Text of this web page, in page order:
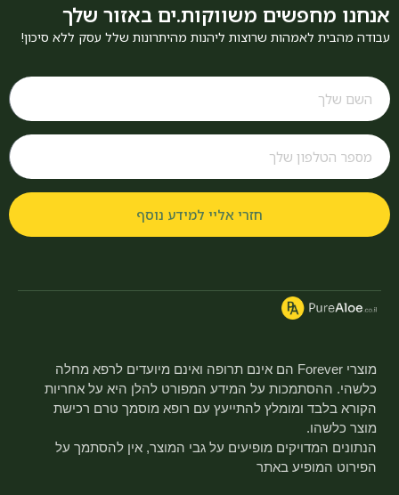
אנחנו מחפשים משווקות.ים באזור שלך
עבודה מהבית לאמהות שרוצות ליהנות מהיתרונות שלל עסק ללא סיכון!
חזרי אליי למידע נוסף
מוצרי Forever הם אינם תרופה ואינם מיועדים לרפא מחלה
כלשהי. ההסתמכות על המידע המפורט להלן היא על אחריות
הקורא בלבד ומומלץ להתייעץ עם רופא מוסמך טרם רכישת
מוצר כלשהו.
הנתונים המדויקים מופיעים על גבי המוצר, אין להסתמך על
הפירוט המופיע באתר